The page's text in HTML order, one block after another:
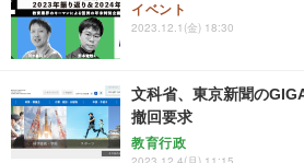
イベント
2023.12.1(金) 18:30
文科省、東京新聞の
撤回要求
教育行政